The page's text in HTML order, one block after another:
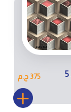
ورق حائط 5
375 ج.م